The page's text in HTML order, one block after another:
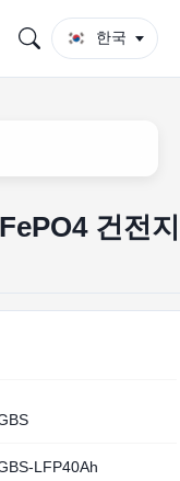
한국
건전지
LFP40Ah